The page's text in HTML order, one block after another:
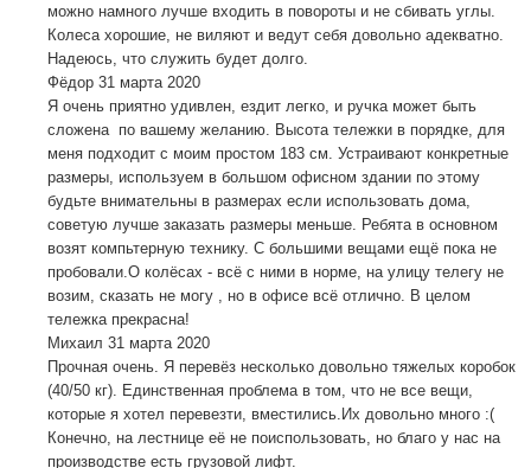
можно намного лучше входить в повороты и не сбивать углы.
Колеса хорошие, не виляют и ведут себя довольно адекватно.
Надеюсь, что служить будет долго.
Фёдор 31 марта 2020
Я очень приятно удивлен, ездит легко, и ручка может быть
сложена по вашему желанию. Высота тележки в порядке, для
меня подходит с моим простом 183 см. Устраивают конкретные
размеры, используем в большом офисном здании по этому
будьте внимательны в размерах если использовать дома,
советую лучше заказать размеры меньше. Ребята в основном
возят компьтерную технику. С большими вещами ещё пока не
пробовали.О колёсах - всё с ними в норме, на улицу телегу не
возим, сказать не могу , но в офисе всё отлично. В целом
тележка прекрасна!
Михаил 31 марта 2020
Прочная очень. Я перевёз несколько довольно тяжелых коробок
(40/50 кг). Единственная проблема в том, что не все вещи,
которые я хотел перевезти, вместились.Их довольно много :(
Конечно, на лестнице её не поиспользовать, но благо у нас на
производстве есть грузовой лифт.